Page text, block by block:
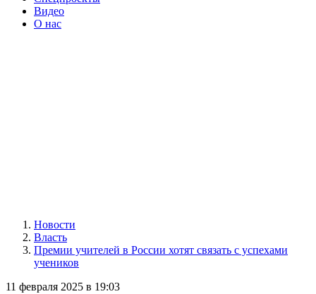
Видео
О нас
Новости
Власть
Премии учителей в России хотят связать с успехами
учеников
11 февраля 2025 в 19:03